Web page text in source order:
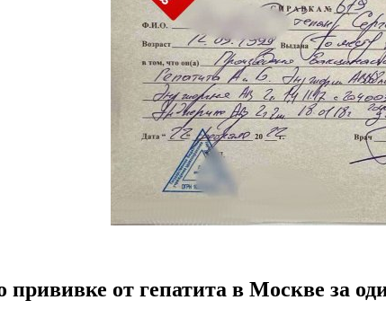
прививке от гепатита в Москве за